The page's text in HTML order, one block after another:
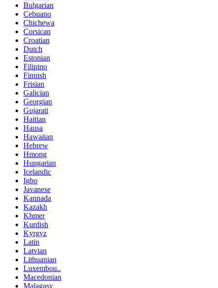
Bulgarian
Cebuano
Chichewa
Corsican
Croatian
Dutch
Estonian
Filipino
Finnish
Frisian
Galician
Georgian
Gujarati
Haitian
Hausa
Hawaiian
Hebrew
Hmong
Hungarian
Icelandic
Igbo
Javanese
Kannada
Kazakh
Khmer
Kurdish
Kyrgyz
Latin
Latvian
Lithuanian
Luxembou..
Macedonian
Malagasy